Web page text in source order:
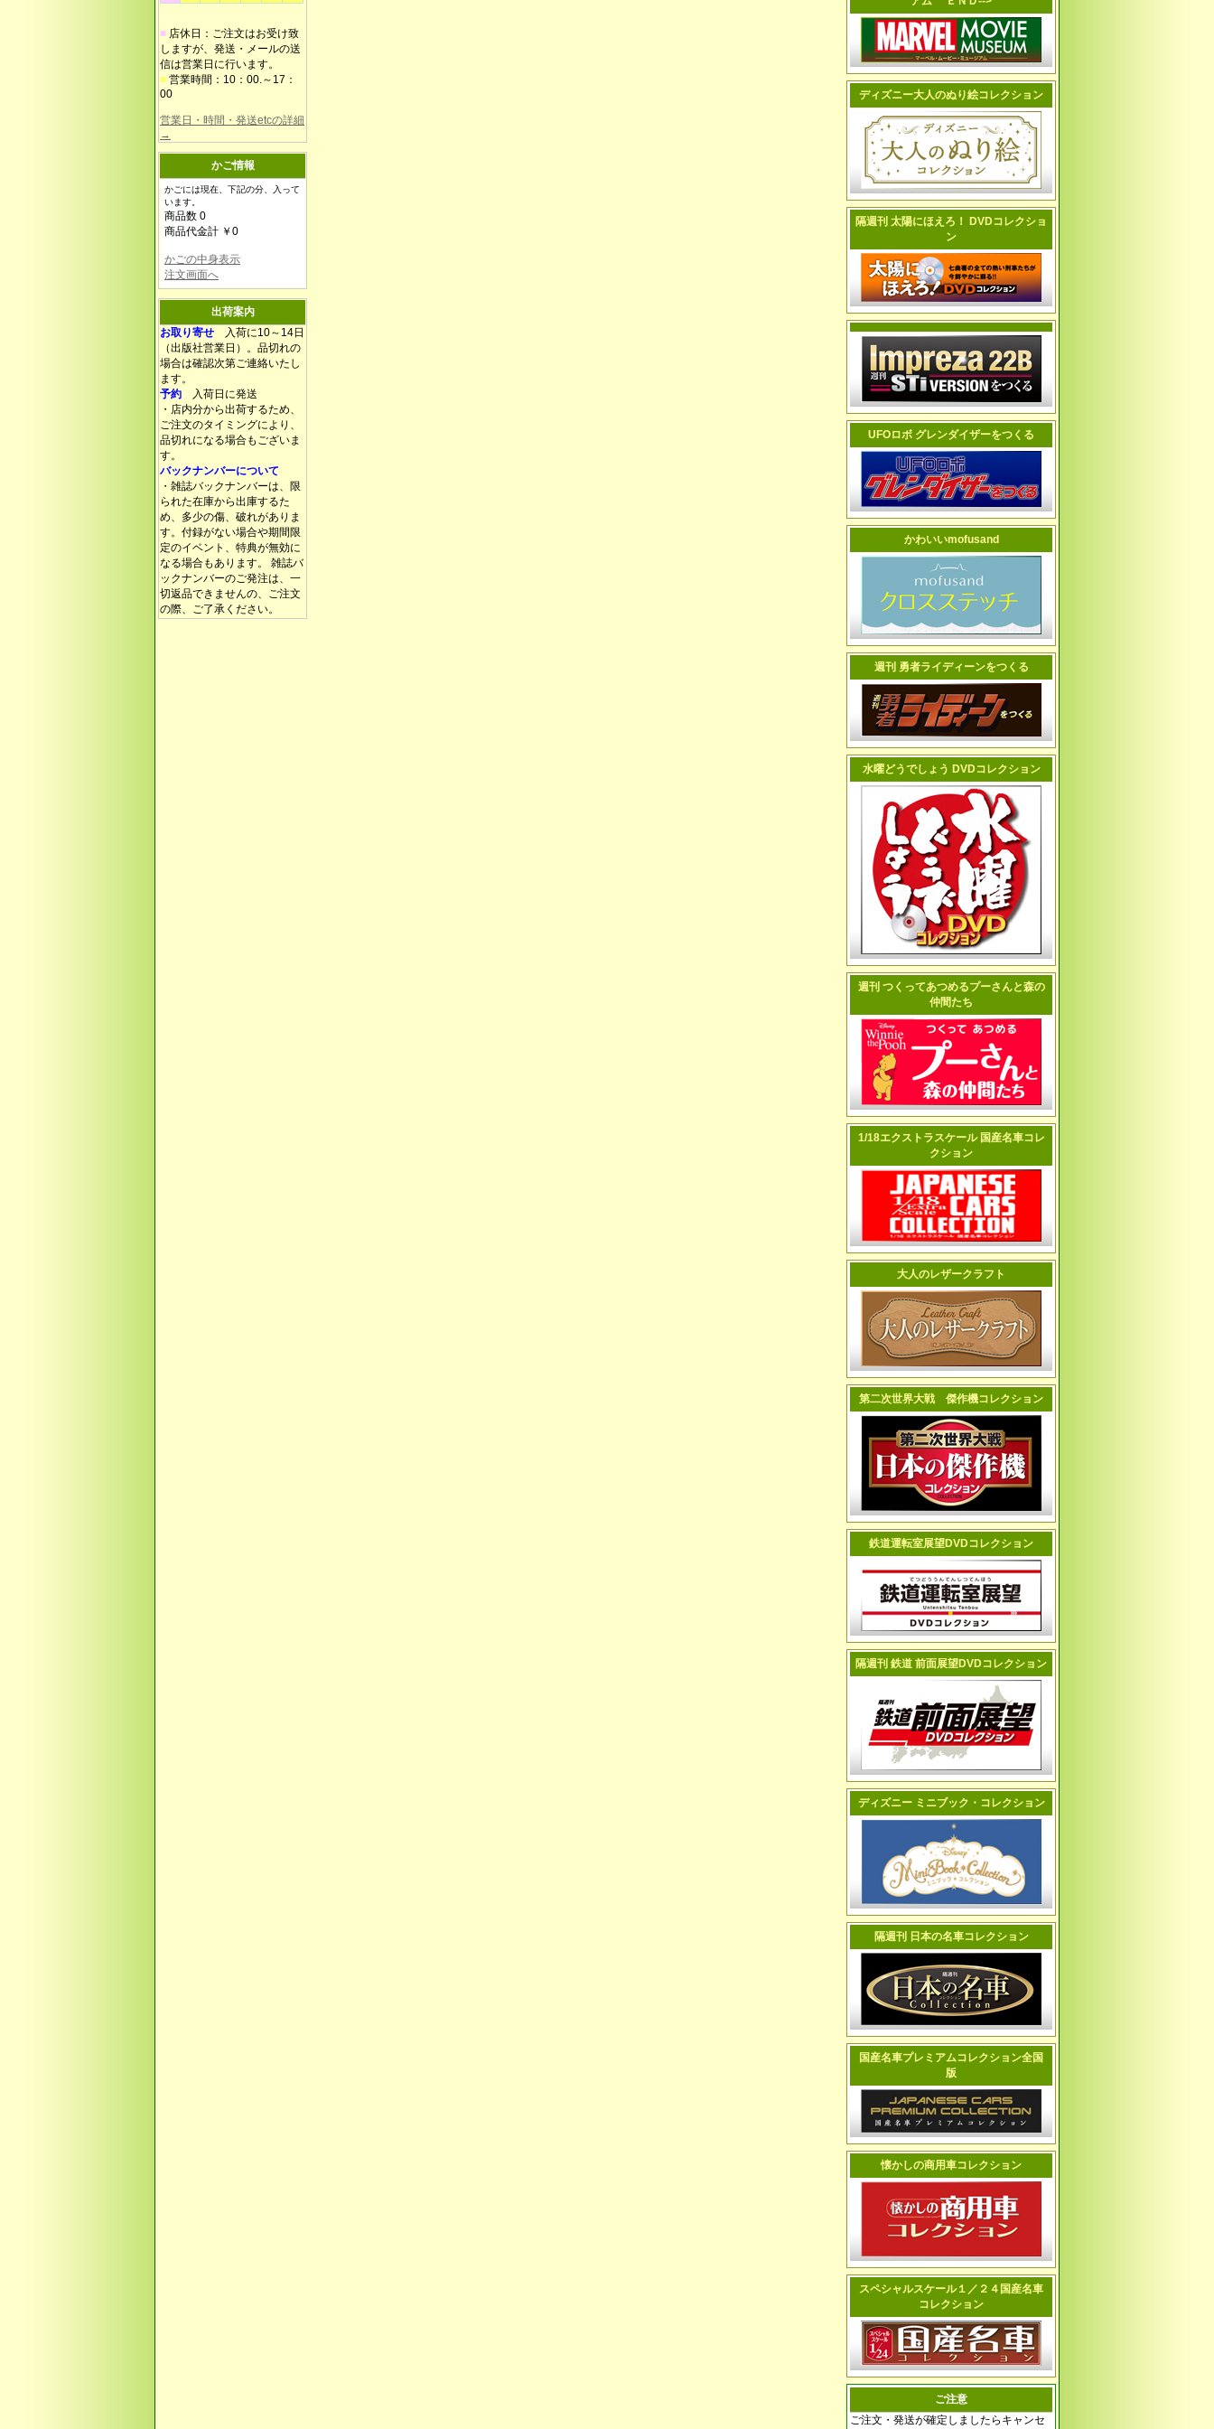
■ 店休日：ご注文はお受け致
しますが、発送・メールの送
信は営業日に行います。
■ 営業時間：10：00.～17：
00
営業日・時間・発送etcの詳細
→
かご情報
かごには現在、下記の分、入って
います。
商品数 0
商品代金計 ￥0
かごの中身表示
注文画面へ
出荷案内
お取り寄せ 入荷に10～14日
（出版社営業日）。品切れの
場合は確認次第ご連絡いたし
ます。
予約 入荷日に発送
・店内分から出荷するため、
ご注文のタイミングにより、
品切れになる場合もございま
す。
バックナンバーについて
・雑誌バックナンバーは、限
られた在庫から出庫するた
め、多少の傷、破れがありま
す。付録がない場合や期間限
定のイベント、特典が無効に
なる場合もあります。 雑誌バ
ックナンバーのご発注は、一
切返品できませんの、ご注文
の際、ご了承ください。
ディズニー大人のぬり絵コレクション
隔週刊 太陽にほえろ！ DVDコレクショ
ン
UFOロボ グレンダイザーをつくる
かわいいmofusand
週刊 勇者ライディーンをつくる
水曜どうでしょう DVDコレクション
週刊 つくってあつめるプーさんと森の
仲間たち
1/18エクストラスケール 国産名車コレ
クション
大人のレザークラフト
第二次世界大戦 傑作機コレクション
鉄道運転室展望DVDコレクション
隔週刊 鉄道 前面展望DVDコレクション
ディズニー ミニブック・コレクション
隔週刊 日本の名車コレクション
国産名車プレミアムコレクション全国
版
懐かしの商用車コレクション
スペシャルスケール１／２４国産名車
コレクション
ご注意
ご注文・発送が確定しましたらキャンセ